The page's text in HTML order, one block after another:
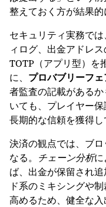
整えておく方が結果的
セキュリティ実務で
ィログ、出金アドレ
TOTP（アプリ型）を
に、 プロバブリーフェ
者監査の記載がある
いても、プレイヤー保
長期的な信頼を獲得し
決済の観点では、ブ
なる。 チェーン分析に
ば、出金が保留され
ド系のミキシングや
高めるため、健全な